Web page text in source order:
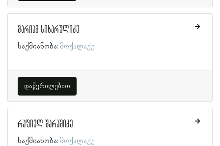
მარიამ სიხარულიძე
საქმიანობა: მოქალაქე
დაწვრილებით
რაფიელ შარაშიძე
საქმიანობა: მოქალაქე